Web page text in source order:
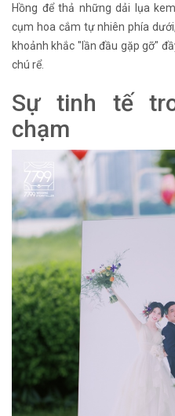
Hồng để thả những dải lụa
cụm hoa cắm tự nhiên phía
khoảnh khắc "lần đầu gặp gỡ"
chú rể.
Sự tinh tế
chạm